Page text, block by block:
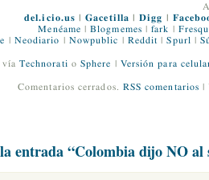
del.icio.us |Gacetilla |Digg |
Menéame |Blogmemes |fark |
| Neodiario | Nowpublic | Reddit |Spurl |
vía Technorati o Sphere | Versión para
Comentarios cerrados. RSS comentarios |
entrada “Colombia dijo NO al